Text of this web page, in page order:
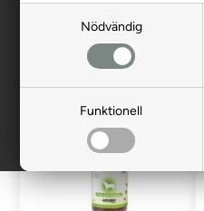
Nödvändig
Funktionell
[[Produktgrupp